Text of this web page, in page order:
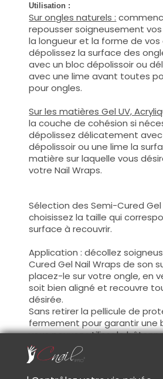
Utilisation :
Sur ongles naturels :
repousser soigneusement
la longueur et la forme de vos
dépolissez la surface des
avec un bloc dépolissoir ou
avec une lime avant toutes
pour ongles.
Sur les matières Gel UV,
la couche de cohésion si
dépolissez délicatement
dépolissoir ou une lime la
matière sur laquelle vous
votre Nail Wraps.
Sélection des Semi-Cured Gel
choisissez la taille qui
surface à recouvrir.
Application : décollez
Cured Gel Nail Wraps de son
placez-le sur votre ongle, en
soit bien aligné et recouvre
désirée.
Sans retirer la pellicule de
fermement pour garantir une
vous pouvez utiliser le
appuyer sur les contours du
Retirer la pellicule